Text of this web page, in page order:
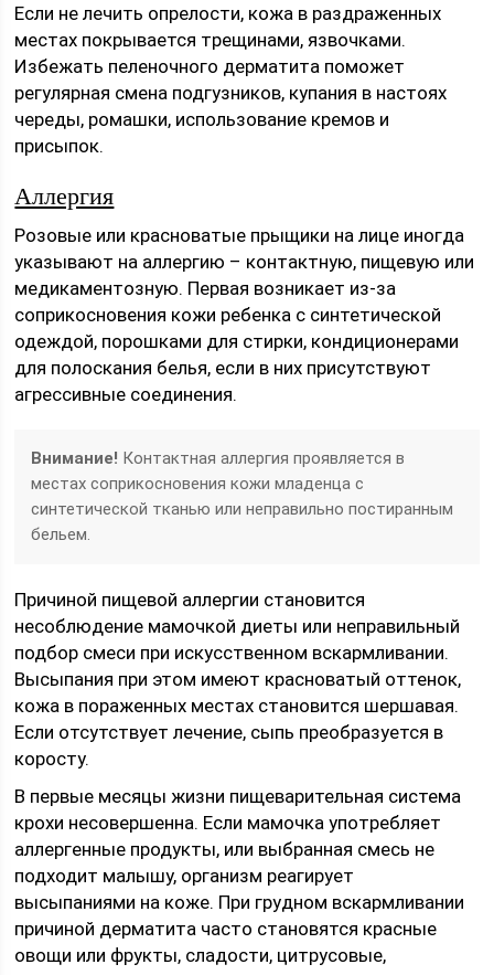
Если не лечить опрелости, кожа в раздраженных
местах покрывается трещинами, язвочками.
Избежать пеленочного дерматита поможет
регулярная смена подгузников, купания в настоях
череды, ромашки, использование кремов и
присыпок.
Аллергия
Розовые или красноватые прыщики на лице иногда
указывают на аллергию – контактную, пищевую или
медикаментозную. Первая возникает из-за
соприкосновения кожи ребенка с синтетической
одеждой, порошками для стирки, кондиционерами
для полоскания белья, если в них присутствуют
агрессивные соединения.
Внимание! Контактная аллергия проявляется в
местах соприкосновения кожи младенца с
синтетической тканью или неправильно постиранным
бельем.
Причиной пищевой аллергии становится
несоблюдение мамочкой диеты или неправильный
подбор смеси при искусственном вскармливании.
Высыпания при этом имеют красноватый оттенок,
кожа в пораженных местах становится шершавая.
Если отсутствует лечение, сыпь преобразуется в
коросту.
В первые месяцы жизни пищеварительная система
крохи несовершенна. Если мамочка употребляет
аллергенные продукты, или выбранная смесь не
подходит малышу, организм реагирует
высыпаниями на коже. При грудном вскармливании
причиной дерматита часто становятся красные
овощи или фрукты, сладости, цитрусовые,